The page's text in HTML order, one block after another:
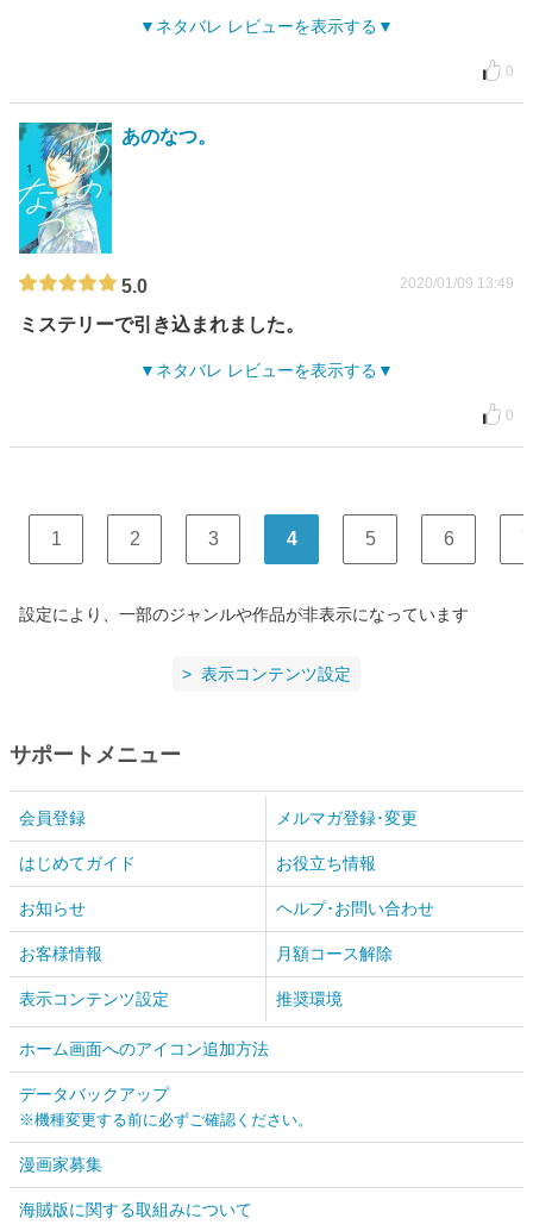
ネタバレ レビューを表示する
0
あのなつ。
5.0 2020/01/09 13:49
ミステリーで引き込まれました。
ネタバレ レビューを表示する
0
1 2 3 4 5 6 7
設定により、一部のジャンルや作品が非表示になっています
表示コンテンツ設定
サポートメニュー
会員登録 メルマガ登録･変更
はじめてガイド お役立ち情報
お知らせ ヘルプ･お問い合わせ
お客様情報 月額コース解除
表示コンテンツ設定 推奨環境
ホーム画面へのアイコン追加方法
データバックアップ
※機種変更する前に必ずご確認ください。
漫画家募集
海賊版に関する取組みについて